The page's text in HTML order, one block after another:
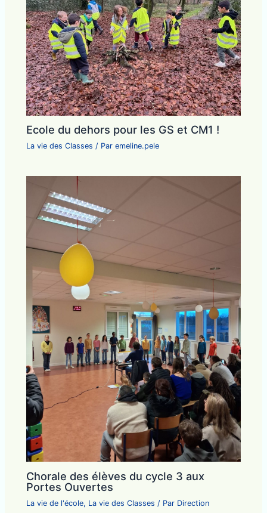
Ecole du dehors pour les GS et CM1 !
La vie des Classes / Paremeline.pele
Chorale des élèves du cycle 3 aux
Portes Ouvertes
La vie de l'école, La vie des Classes / Par Direction